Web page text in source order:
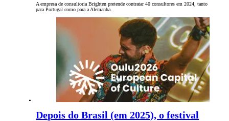
A empresa de consultoria Brighten pretende contratar 40 consultores em 2024, tanto
para Portugal como para a Alemanha.
Depois do Brasil (em 2025), o festival